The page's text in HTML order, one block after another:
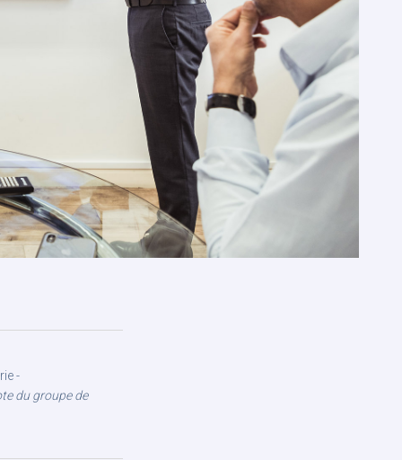
-
du groupe de